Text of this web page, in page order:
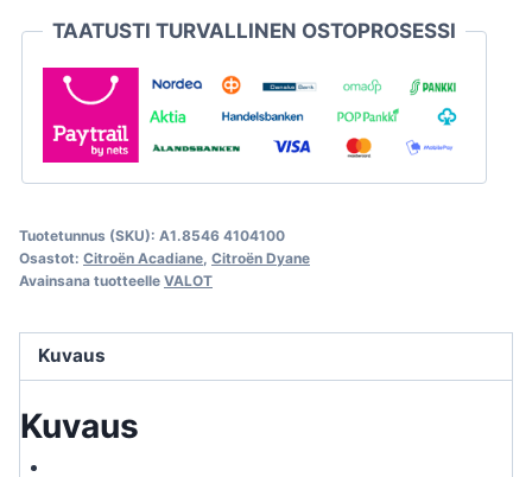
Citroën
Dyane
Acadiane
määrä
TAATUSTI TURVALLINEN OSTOPROSESSI
Tuotetunnus (SKU): A1.8546 4104100
Osastot: Citroën Acadiane Citroën Dyane
Avainsana tuotteelle VALOT
Kuvaus
Kuvaus